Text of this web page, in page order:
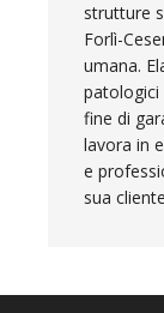
strutture
Forlì-
umana.
patologici
fine di
lavora in
e
sua